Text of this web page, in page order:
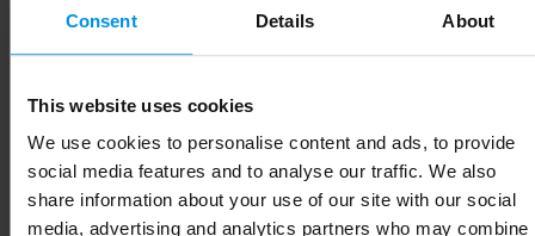
Consent Details About
This website uses cookies
We use cookies to personalise content and ads, to provide
social media features and to analyse our traffic. We also
share information about your use of our site with our social
media, advertising and analytics partners who may combine
Materiaal PVC-kunststof
EAN-code 8713159580799
Kleur
Breedte 3 cm